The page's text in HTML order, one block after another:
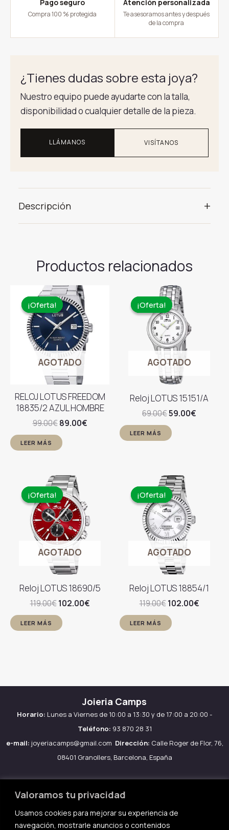
Valoramos tu privacidad
Usamos cookies para mejorar su experiencia de
navegación, mostrarle anuncios o contenidos
Pago seguro
Compra 100 % protegida
Atención personalizada
Te asesoramos antes y después
de la compra
¿Tienes dudas sobre esta joya?
Nuestro equipo puede ayudarte con la talla,
disponibilidad o cualquier detalle de la pieza.
LLÁMANOS VISÍTANOS
Descripción +
Productos relacionados
¡Oferta!
AGOTADO
¡Oferta!
RELOJ LOTUS FREEDOM
18835/2 AZUL HOMBRE
99.00€ El
original
era:
89.00€El
LEER MÁS
¡Oferta!
AGOTADO
¡Oferta!
Reloj LOTUS 15151/A
69.00€El
original
era:
59.00€
LEER MÁS
¡Oferta!
AGOTADO
¡Oferta!
Reloj LOTUS 18690/5
119.00€ El
original
era:
102.00€El
LEER MÁS
¡Oferta!
AGOTADO
¡Oferta!
Reloj LOTUS 18854/1
119.00€ El
original
era:
102.00€El
LEER MÁS
Joieria Camps
Horario: Lunes a Viernes de 10:00 a 13:30 y de 17:00 a 20:00 -
Teléfono: 93 870 28 31
e-mail: joyeriacamps@gmail.com Dirección: Calle Roger de Flor, 76,
08401 Granollers, Barcelona, España
Aviso legal